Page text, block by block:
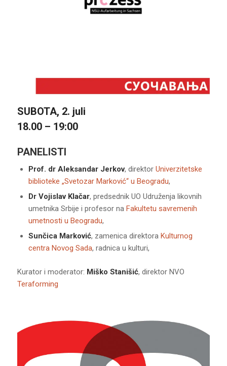
SUBOTA, 2. juli
18.00 – 19:00
PANELISTI
Prof. dr Aleksandar Jerkov, direktor Univerzitetske
biblioteke „Svetozar Marković“ u Beogradu,
Dr Vojislav Klačar, predsednik UO Udruženja likovnih
umetnika Srbije i profesor na Fakultetu savremenih
umetnosti u Beogradu,
Sunčica Marković, zamenica direktora Kulturnog
centra Novog Sada, radnica u kulturi,
Kurator i moderator: Miško Stanišić, direktor NVO
Teraforming